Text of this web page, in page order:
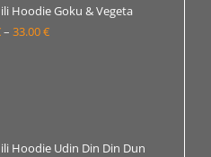
19.00 €
do
Hoodie Goku & Vegeta
– 33.00€Raspon
33.00 €
Hoodie Udin Din Din Dun